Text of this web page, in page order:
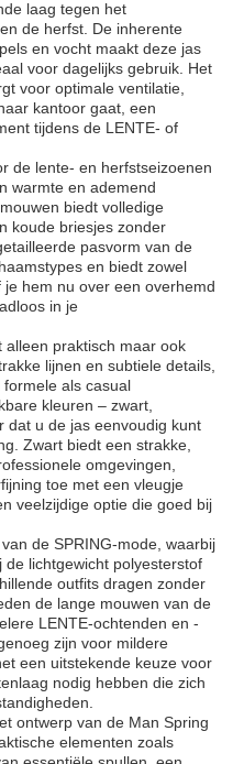
laag tegen het
de herfst. De inherente
en vocht maakt deze jas
voor dagelijks gebruik. Het
voor optimale ventilatie,
kantoor gaat, een
tijdens de LENTE- of
de lente- en herfstseizoenen
warmte en ademend
biedt volledige
koude briesjes zonder
pasvorm van de
en biedt zowel
hem nu over een overhemd
in je
alleen praktisch maar ook
lijnen en subtiele details,
als casual
kleuren – zwart,
dat u de jas eenvoudig kunt
Zwart biedt een strakke,
omgevingen,
toe met een vleugje
veelzijdige optie die goed bij
de SPRING-mode, waarbij
lichtgewicht polyesterstof
outfits dragen zonder
de lange mouwen van de
LENTE-ochtenden en -
zijn voor mildere
een uitstekende keuze voor
nodig hebben die zich
ontwerp van de Man Spring
elementen zoals